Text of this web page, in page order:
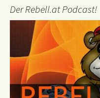
Der Rebell.at Podcast!